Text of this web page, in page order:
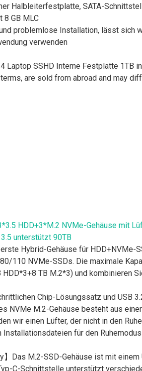
Halbleiterfestplatte, SATA-
GB MLC
problemlose Installation, lässt
verwenden
Laptop SSHD Interne Festplatte 1TB
are sold from abroad and may
HDD+3*M.2 NVMe-Gehäuse mit
3.5 unterstützt 90TB
Hybrid-Gehäuse für
110 NVMe-SSDs. Die maximale
TB M.2*3) und kombinieren
Chip-Lösungssatz und USB
NVMe M.2-Gehäuse besteht aus
wir einen Lüfter, der nicht in den
für den
】Das M.2-SSD-Gehäuse ist mit
C-Schnittstelle unterstützt